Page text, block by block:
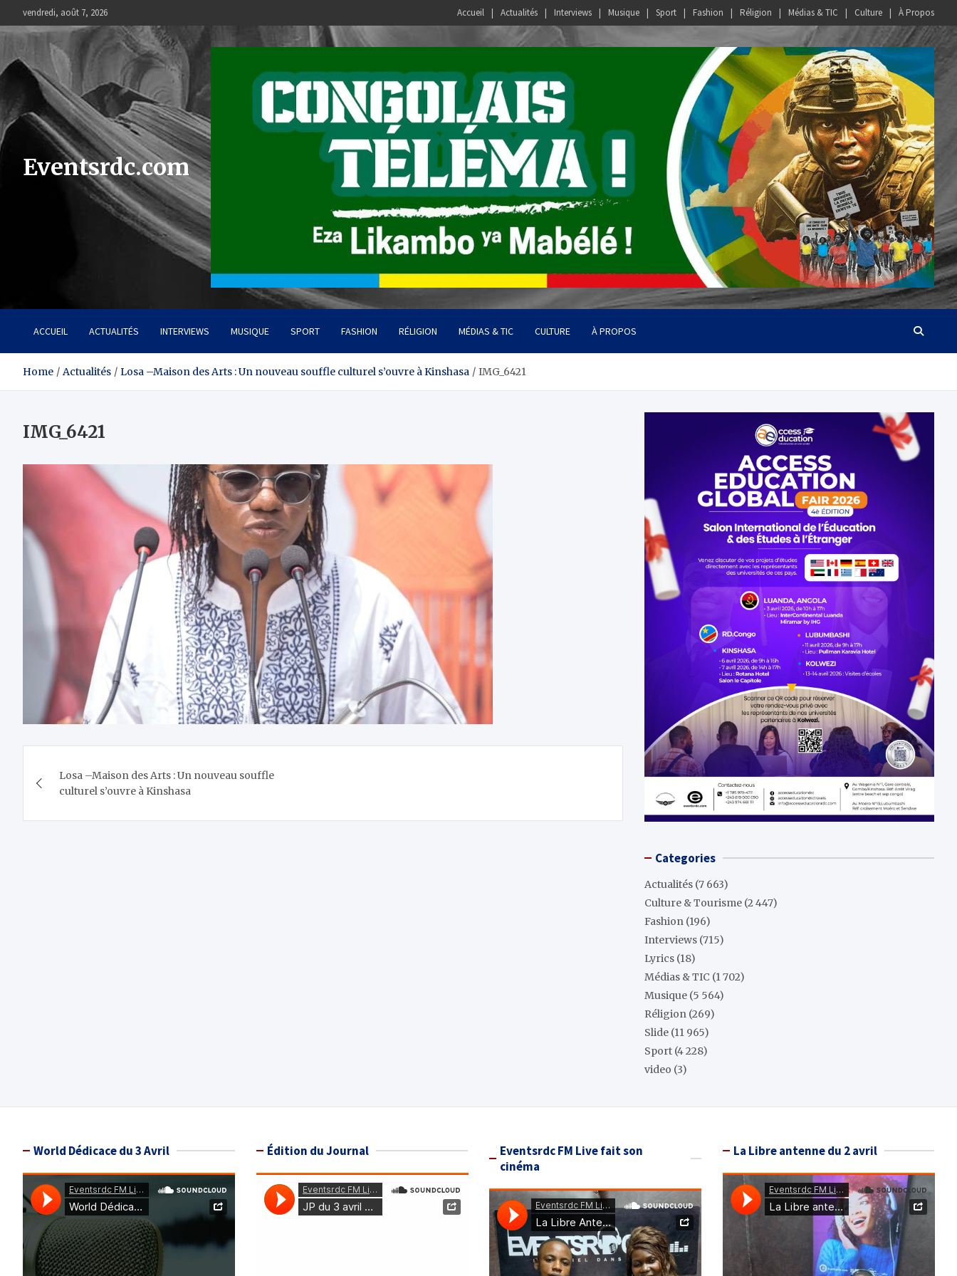
to
content
vendredi, août 7, 2026 Accueil Actualités Interviews Musique Sport Fashion Réligion Médias & TIC Culture À Propos
Eventsrdc.com
ACCUEIL ACTUALITÉS INTERVIEWS MUSIQUE SPORT FASHION RÉLIGION MÉDIAS & TIC CULTURE À PROPOS
Home Actualités Losa –Maison des Arts : Un nouveau souffle culturel s’ouvre à Kinshasa IMG_6421
IMG_6421
de
l’article
Losa –Maison des Arts : Un nouveau souffle
culturel s’ouvre à Kinshasa
Categories
Actualités (7 663)
Culture & Tourisme (2 447)
Fashion (196)
Interviews (715)
Lyrics (18)
Médias & TIC (1 702)
Musique (5 564)
Réligion (269)
Slide (11 965)
Sport (4 228)
video (3)
World Dédicace du 3 Avril Édition du Journal
Eventsrdc FM Live fait son
cinéma
La Libre antenne du 2 avril